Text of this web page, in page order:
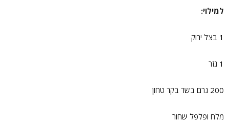
למילוי:
1 בצל ירוק
1 גזר
200 גרם בשר בקר טחון
מלח ופלפל שחור